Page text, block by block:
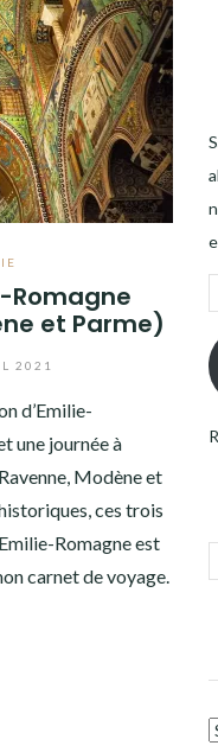
Romagne
et Parme)
2021
d’Emilie-
une journée à
Modène et
ces trois
Romagne est
carnet de voyage.